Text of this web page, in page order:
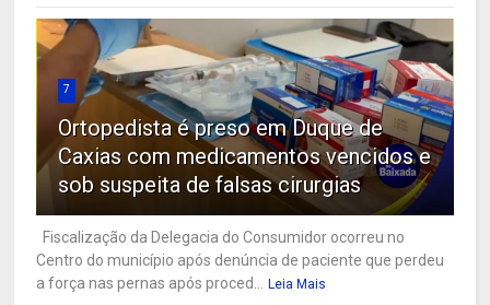
7
Ortopedista é preso em Duque de
Caxias com medicamentos vencidos e
sob suspeita de falsas cirurgias
Fiscalização da Delegacia do Consumidor ocorreu no
Centro do município após denúncia de paciente que perdeu
a força nas pernas após proced... Leia Mais